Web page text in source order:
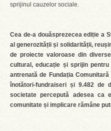
sprijinul cauzelor sociale.
Cea de-a douăsprezecea ediție a
al generozității și solidarității,
de proiecte valoroase din
cultural, educație și sprijin
antrenată de Fundația
înotători-fundraiseri și 9.482 de
societate percepută adesea ca
comunitate și implicare rămâne